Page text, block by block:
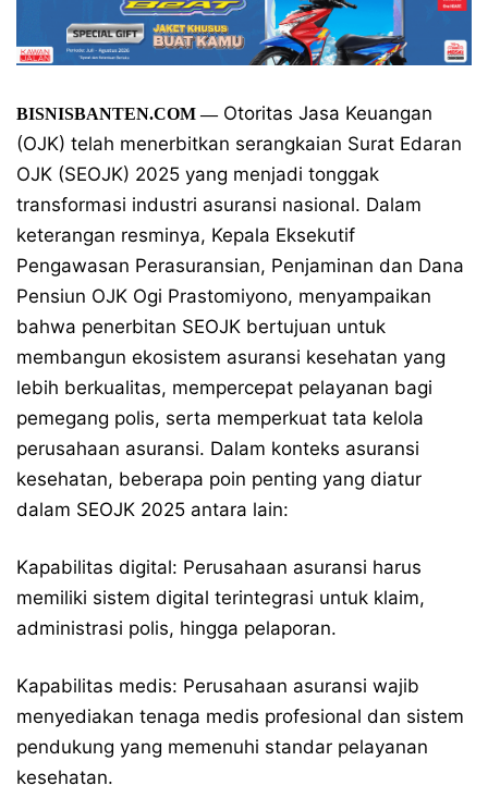
BISNISBANTEN.COM —Otoritas Jasa Keuangan
(OJK) telah menerbitkan serangkaian Surat Edaran
OJK (SEOJK) 2025 yang menjadi tonggak
transformasi industri asuransi nasional. Dalam
keterangan resminya, Kepala Eksekutif
Pengawasan Perasuransian, Penjaminan dan Dana
Pensiun OJK Ogi Prastomiyono, menyampaikan
bahwa penerbitan SEOJK bertujuan untuk
membangun ekosistem asuransi kesehatan yang
lebih berkualitas, mempercepat pelayanan bagi
pemegang polis, serta memperkuat tata kelola
perusahaan asuransi. Dalam konteks asuransi
kesehatan, beberapa poin penting yang diatur
dalam SEOJK 2025 antara lain:
Kapabilitas digital: Perusahaan asuransi harus
memiliki sistem digital terintegrasi untuk klaim,
administrasi polis, hingga pelaporan.
Kapabilitas medis: Perusahaan asuransi wajib
menyediakan tenaga medis profesional dan sistem
pendukung yang memenuhi standar pelayanan
kesehatan.